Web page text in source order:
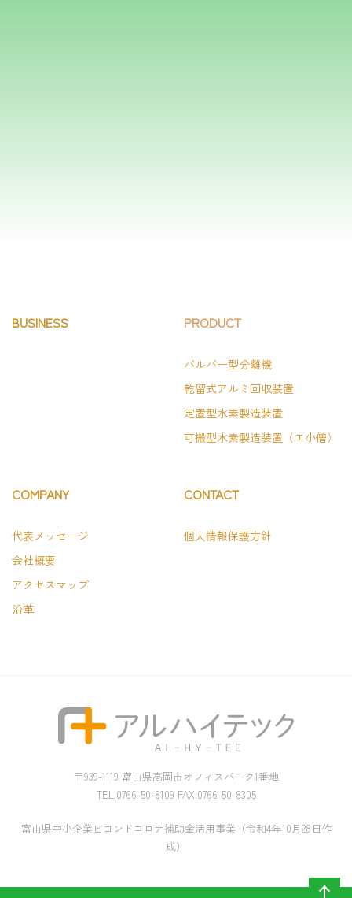
BUSINESS PRODUCT
パルパー型分離機
乾留式アルミ回収装置
定置型水素製造装置
可搬型水素製造装置（エ小僧）
COMPANY
代表メッセージ
会社概要
アクセスマップ
沿革
CONTACT
個人情報保護方針
〒939-1119 富山県高岡市オフィスパーク1番地
TEL.0766-50-8109 FAX.0766-50-8305
富山県中小企業ビヨンドコロナ補助金活用事業（令和4年10月28日作
成）